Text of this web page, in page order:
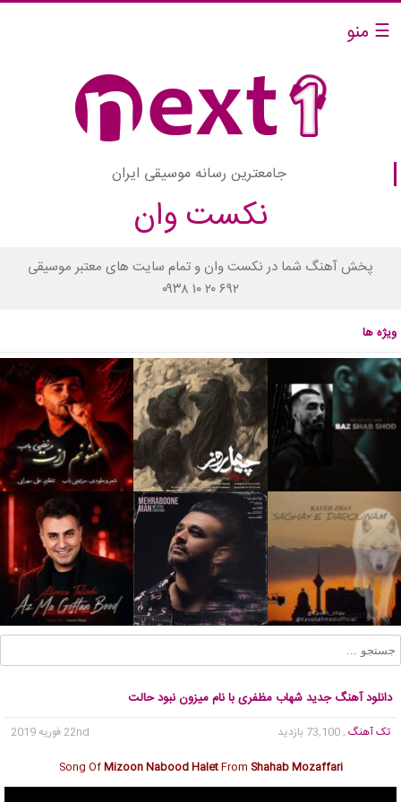
☰ منو
جامعترین رسانه موسیقی ایران
نکست وان
پخش آهنگ شما در نکست وان و تمام سایت های معتبر موسیقی
۰۹۳۸ ۱۰ ۲۰ ۶۹۲
ویژه ها
دانلود آهنگ جدید شهاب مظفری با نام میزون نبود حالت
تک آهنگ , 73,100 بازدید
22nd فوریه 2019
Song OfMizoon Nabood HaletFrom Shahab Mozaffari